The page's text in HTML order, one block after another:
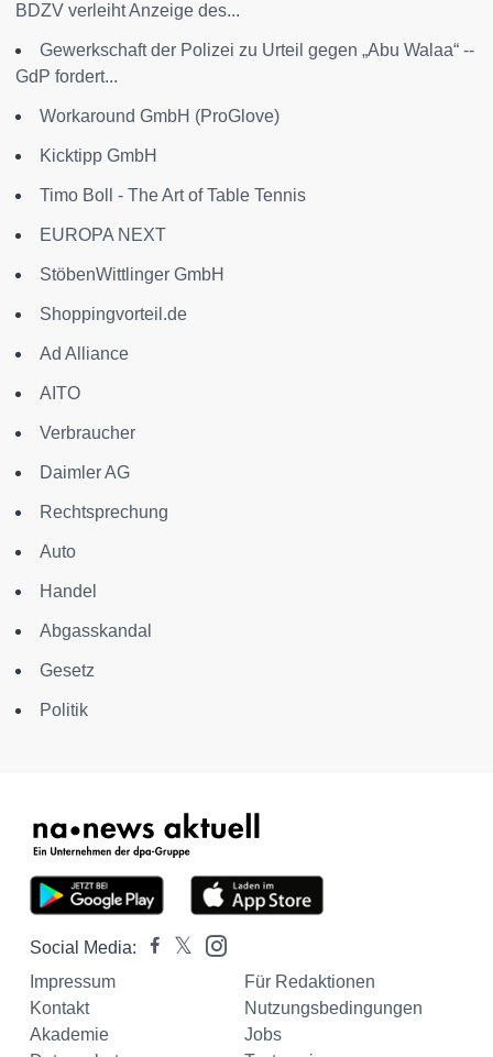
BDZV verleiht Anzeige des...
Gewerkschaft der Polizei zu Urteil gegen „Abu Walaa“ --
GdP fordert...
Workaround GmbH (ProGlove)
Kicktipp GmbH
Timo Boll - The Art of Table Tennis
EUROPA NEXT
StöbenWittlinger GmbH
Shoppingvorteil.de
Ad Alliance
AITO
Verbraucher
Daimler AG
Rechtsprechung
Auto
Handel
Abgasskandal
Gesetz
Politik
Social Media:
Impressum
Für Redaktionen
Kontakt
Nutzungsbedingungen
Akademie
Jobs